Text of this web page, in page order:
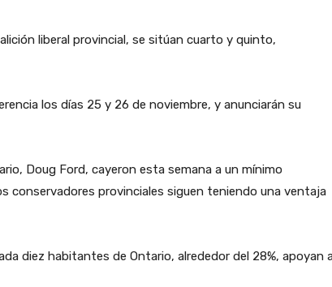
liberal provincial, se sitúan cuarto y quinto,
los días 25 y 26 de noviembre, y anunciarán su
Doug Ford, cayeron esta semana a un mínimo
conservadores provinciales siguen teniendo una ventaja
diez habitantes de Ontario, alrededor del 28%, apoyan